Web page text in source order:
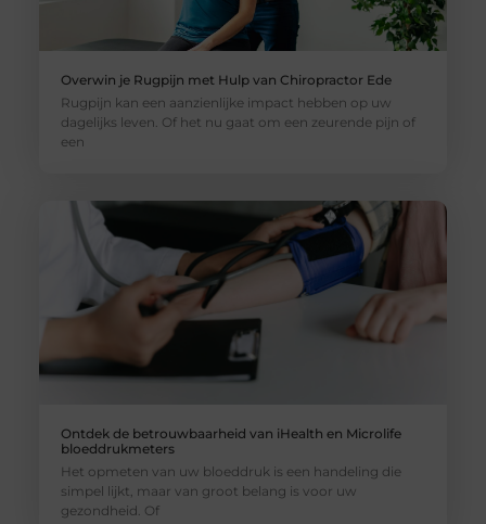
Overwin je Rugpijn met Hulp van Chiropractor Ede
Rugpijn kan een aanzienlijke impact hebben op uw
dagelijks leven. Of het nu gaat om een zeurende pijn of
een
Ontdek de betrouwbaarheid van iHealth en Microlife
bloeddrukmeters
Het opmeten van uw bloeddruk is een handeling die
simpel lijkt, maar van groot belang is voor uw
gezondheid. Of